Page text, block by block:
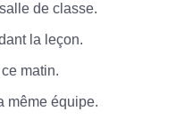
de classe.
la leçon.
matin.
même équipe.